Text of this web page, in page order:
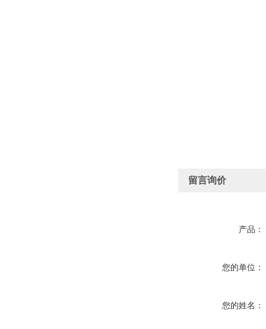
留言询价
产品：
您的单位：
您的姓名：